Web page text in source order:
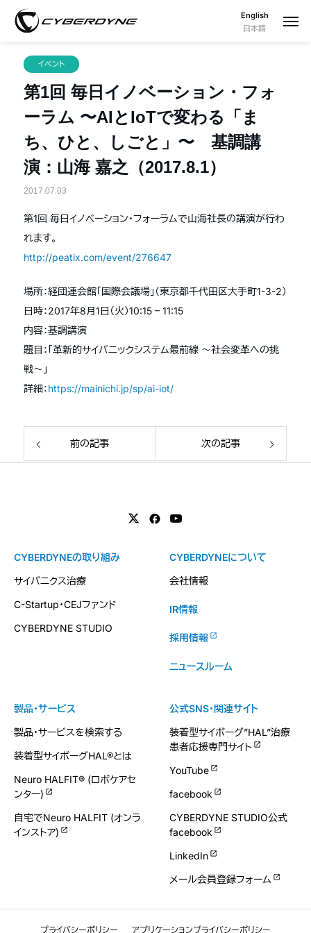
English
日本語
イベント
第1回 毎日イノベーション・フォ
ーラム 〜AIとIoTで変わる「ま
ち、ひと、しごと」〜 基調講
演：山海 嘉之（2017.8.1）
2017.07.03
第1回 毎日イノベーション・フォーラムで山海社長の講演が行わ
れます。
http://peatix.com/event/276647
場所：経団連会館「国際会議場」（東京都千代田区大手町1-3-2）
日時：2017年8月1日（火）10:15 – 11:15
内容：基調講演
題目：「革新的サイバニックシステム最前線 〜社会変革への挑
戦〜」
詳細：https://mainichi.jp/sp/ai-iot/
前の記事 次の記事
製品・サービス
製品・サービスを検索する
装着型サイボーグHAL®とは
Neuro HALFIT® (ロボケアセ
ンター)
自宅でNeuro HALFIT (オンラ
インストア)
CYBERDYNEの取り組み
サイバニクス治療
C-Startup・CEJファンド
CYBERDYNE STUDIO
CYBERDYNEについて
会社情報
IR情報
採用情報
ニュースルーム
公式SNS・関連サイト
装着型サイボーグ”HAL”治療
患者応援専門サイト
YouTube
facebook
CYBERDYNE STUDIO公式
facebook
LinkedIn
メール会員登録フォーム
プライバシーポリシー アプリケーションプライバシーポリシー